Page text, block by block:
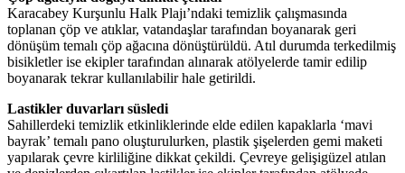
Karacabey Kurşunlu Halk Plajı’ndaki temizlik çalışmasında
toplanan çöp ve atıklar, vatandaşlar tarafından boyanarak geri
dönüşüm temalı çöp ağacına dönüştürüldü. Atıl durumda terkedilmiş
bisikletler ise ekipler tarafından alınarak atölyelerde tamir edilip
boyanarak tekrar kullanılabilir hale getirildi.
Lastikler duvarları süsledi
Sahillerdeki temizlik etkinliklerinde elde edilen kapaklarla ‘mavi
bayrak’ temalı pano oluşturulurken, plastik şişelerden gemi maketi
yapılarak çevre kirliliğine dikkat çekildi. Çevreye gelişigüzel atılan